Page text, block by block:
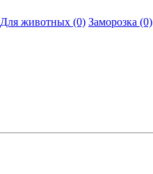
Для животных (0) Заморозка (0)